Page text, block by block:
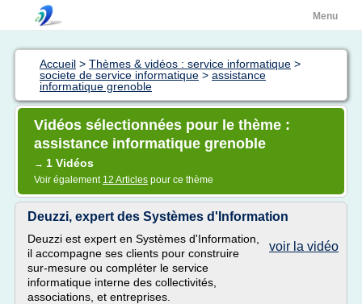
Menu
Accueil > Thèmes & vidéos : service informatique >
societe de service informatique > assistance
informatique grenoble
Vidéos sélectionnées pour le thème :
assistance informatique grenoble
→ 1 Vidéos
Voir également 12 Articles pour ce thème
Deuzzi, expert des Systèmes d'Information
voir la vidéo
Deuzzi est expert en Systèmes d'Information,
il accompagne ses clients pour construire
sur-mesure ou compléter le service
informatique interne des collectivités,
associations, et entreprises.